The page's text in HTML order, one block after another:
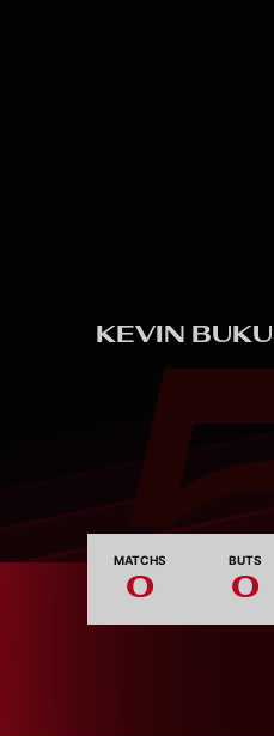
KEVIN
MATCHS
0
BUTS
0